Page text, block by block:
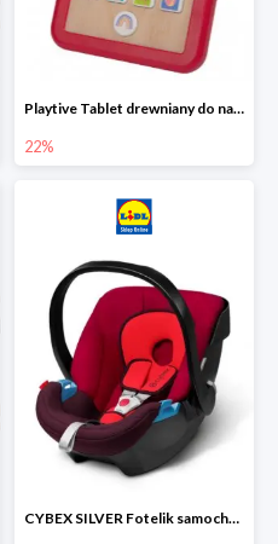
Playtive Tablet drewniany do nauki, interaktywny
22%
CYBEX SILVER Fotelik samochodowy